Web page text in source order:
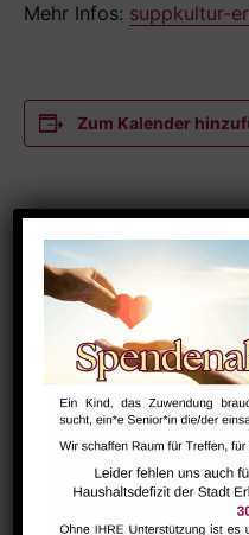
Mehr Infos: suppkultur-
Zum Kalender
Datum:
Juni 9
12:00 - 13:30
Serien:
SuppKultur – gemütlicher
Austausch,Netzwerk